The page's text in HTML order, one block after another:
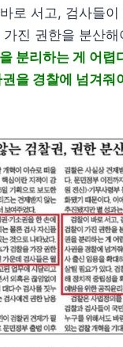
로 서고, 검사들
진 권한을 분산해
분리하는 게 어렵
을 경찰에 넘겨줘